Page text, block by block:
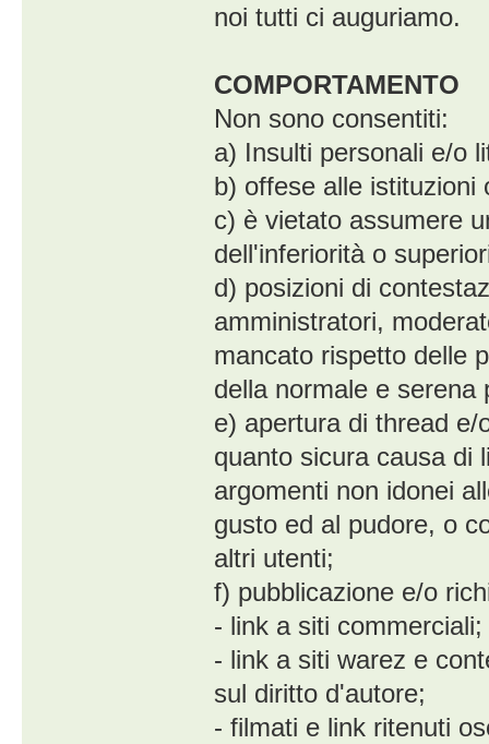
noi tutti ci auguriamo.
COMPORTAMENTO
Non sono consentiti:
a) Insulti personali e/o
b) offese alle istituzioni
c) è vietato assumere
dell'inferiorità o
d) posizioni di
amministratori,
mancato rispetto delle
della normale e serena
e) apertura di thread
quanto sicura causa di
argomenti non idonei
gusto ed al pudore, o
altri utenti;
f) pubblicazione e/o
- link a siti commerciali;
- link a siti warez e
sul diritto d'autore;
- filmati e link ritenuti